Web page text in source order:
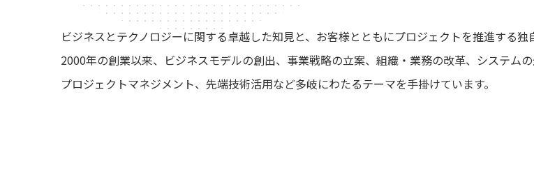
ビジネスとテクノロジーに関する卓越した知見と、お客様とともにプロジェクトを推進する独
2000年の創業以来、ビジネスモデルの創出、事業戦略の立案、組織・業務の改革、システムの
プロジェクトマネジメント、先端技術活用など多岐にわたるテーマを手掛けています。